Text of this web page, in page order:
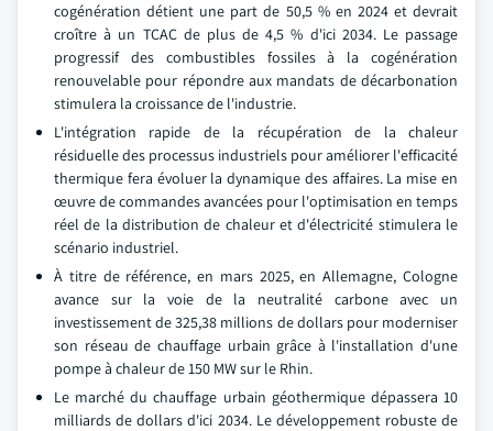
cogénération détient une part de 50,5 % en 2024 et devrait
croître à un TCAC de plus de 4,5 % d'ici 2034. Le passage
progressif des combustibles fossiles à la cogénération
renouvelable pour répondre aux mandats de décarbonation
stimulera la croissance de l'industrie.
L'intégration rapide de la récupération de la chaleur
résiduelle des processus industriels pour améliorer l'efficacité
thermique fera évoluer la dynamique des affaires. La mise en
œuvre de commandes avancées pour l'optimisation en temps
réel de la distribution de chaleur et d'électricité stimulera le
scénario industriel.
À titre de référence, en mars 2025, en Allemagne, Cologne
avance sur la voie de la neutralité carbone avec un
investissement de 325,38 millions de dollars pour moderniser
son réseau de chauffage urbain grâce à l'installation d'une
pompe à chaleur de 150 MW sur le Rhin.
Le marché du chauffage urbain géothermique dépassera 10
milliards de dollars d'ici 2034. Le développement robuste de